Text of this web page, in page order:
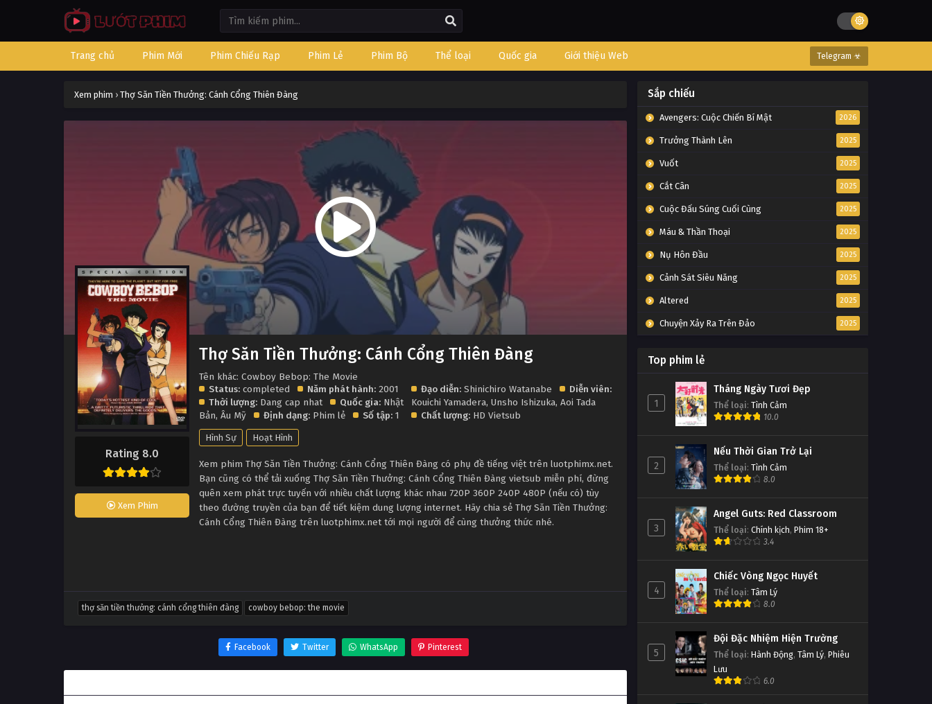
Trang chủ Phim Mới Phim Chiếu Rạp Phim Lẻ Phim Bộ Thể loại Quốc gia Giới thiệu Web Telegram ☣
Xem phim › Thợ Săn Tiền Thưởng: Cánh Cổng Thiên Đàng
Rating 8.0
Xem Phim
Thợ Săn Tiền Thưởng: Cánh Cổng Thiên Đàng
Tên khác: Cowboy Bebop: The Movie
Status: completed Năm phát hành: 2001
Thời lượng: Dang cap nhat Quốc gia: Nhật
Bản, Âu Mỹ Định dạng: Phim lẻ Số tập: 1
Đạo diễn: Shinichiro Watanabe
Diễn viên:
Kouichi Yamadera, Unsho Ishizuka, Aoi Tada
Chất lượng: HD Vietsub
Hình Sự Hoạt Hình
Xem phim Thợ Săn Tiền Thưởng: Cánh Cổng Thiên Đàng có phụ đề tiếng việt trên luotphimx.net.
Bạn cũng có thể tải xuống Thợ Săn Tiền Thưởng: Cánh Cổng Thiên Đàng vietsub miễn phí, đừng
quên xem phát trực tuyến với nhiều chất lượng khác nhau 720P 360P 240P 480P (nếu có) tùy
theo đường truyền của bạn để tiết kiệm dung lượng internet. Hãy chia sẻ Thợ Săn Tiền Thưởng:
Cánh Cổng Thiên Đàng trên luotphimx.net tới mọi người để cùng thưởng thức nhé.
thợ săn tiền thưởng: cánh cổng thiên đàng cowboy bebop: the movie
Facebook Twitter WhatsApp Pinterest
Sắp chiếu
Avengers: Cuộc Chiến Bí Mật 2026
Trưởng Thành Lên 2025
Vuốt 2025
Cắt Cân 2025
Cuộc Đấu Súng Cuối Cùng 2025
Máu & Thần Thoại 2025
Nụ Hôn Đầu 2025
Cảnh Sát Siêu Năng 2025
Altered 2025
Chuyện Xảy Ra Trên Đảo 2025
Top phim lẻ
1
Tháng Ngày Tươi Đẹp
Thể loại: Tình Cảm
10.0
2
Nếu Thời Gian Trở Lại
Thể loại: Tình Cảm
8.0
3
Angel Guts: Red Classroom
Thể loại: Chính kịch, Phim 18+
3.4
4
Chiếc Vòng Ngọc Huyết
Thể loại: Tâm Lý
8.0
5
Đội Đặc Nhiệm Hiện Trường
Thể loại: Hành Động, Tâm Lý, Phiêu
Lưu
6.0